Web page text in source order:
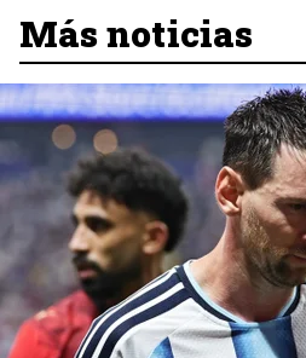
Más noticias